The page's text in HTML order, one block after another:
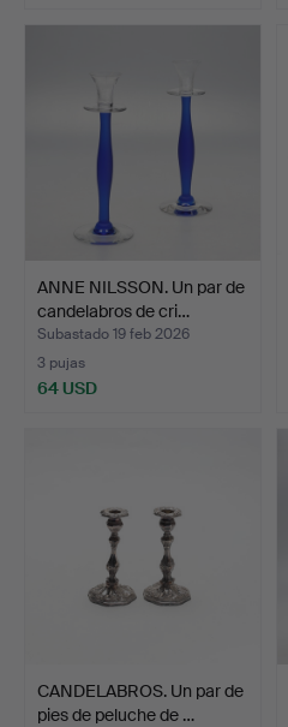
ANNE NILSSON. Un par de
candelabros de cri…
Subastado 19 feb 2026
3 pujas
64 USD
CANDELABROS. Un par de
pies de peluche de …